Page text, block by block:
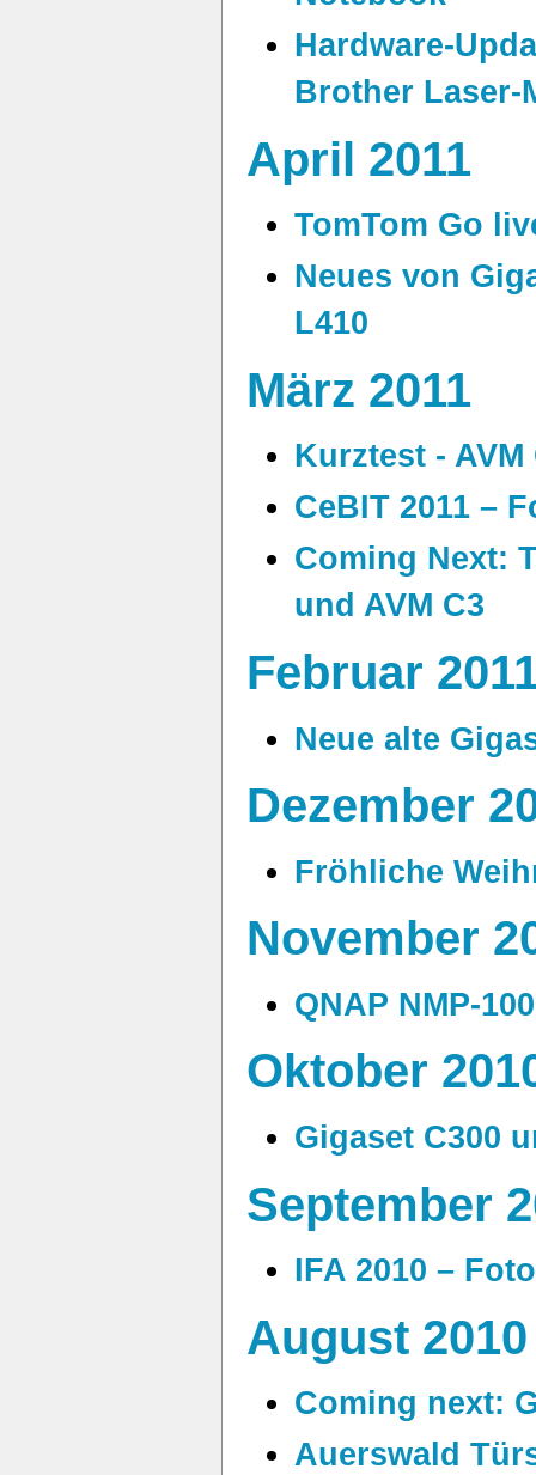
Hardware-
Brother Laser-
April 2011
TomTom Go
Neues von
L410
März 2011
Kurztest -
CeBIT 2011 –
Coming Next:
und AVM C3
Februar
Neue alte
Dezember
Fröhliche
November
QNAP NMP-
Oktober
Gigaset C300
September
IFA 2010 –
August 2010
Coming next:
Auerswald